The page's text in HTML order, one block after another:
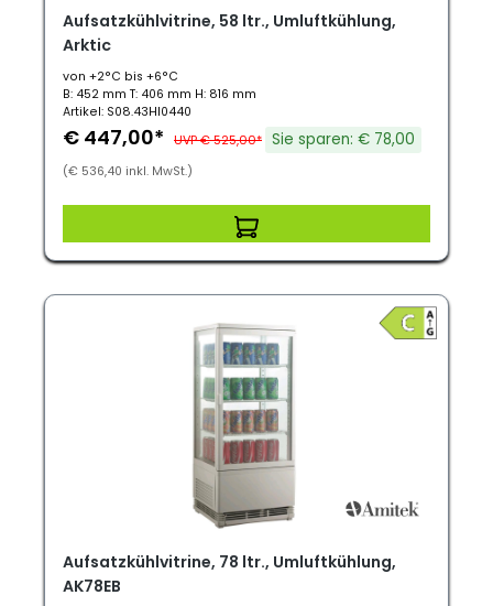
Aufsatzkühlvitrine, 58 ltr., Umluftkühlung,
Arktic
von +2°C bis +6°C
B: 452 mm T: 406 mm H: 816 mm
Artikel: S08.43HI0440
€ 447,00* UVP € 525,00* Sie sparen: € 78,00
(€ 536,40 inkl. MwSt.)
Aufsatzkühlvitrine, 78 ltr., Umluftkühlung,
AK78EB